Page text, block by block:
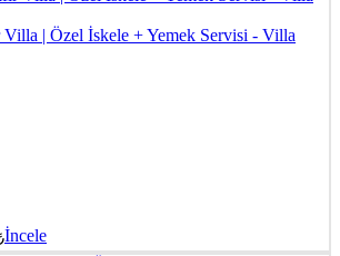
Villa | Özel İskele + Yemek Servisi - Villa
İncele